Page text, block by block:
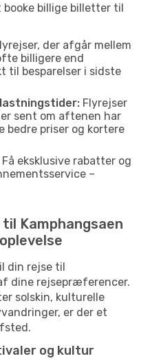
billige billetter til
der afgår mellem
billigere end
til besparelser i sidste
Flyrejser
sent om aftenen har
bedre priser og kortere
Få eksklusive rabatter og
–
Kamphangsaen
din rejse til
dine rejsepræferencer.
solskin, kulturelle
er der et
og kultur